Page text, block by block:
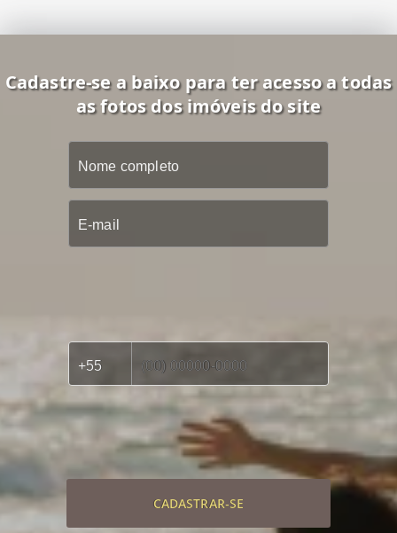
Cadastre-se a baixo para ter acesso a todas
as fotos dos imóveis do site
CADASTRAR-SE